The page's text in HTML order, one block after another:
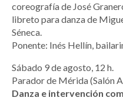
coreografía de José
libreto para danza de
Séneca.
Ponente: Inés Hellín,
Sábado 9 de agosto, 12 h.
Parador de Mérida (Salón
Danza e intervención